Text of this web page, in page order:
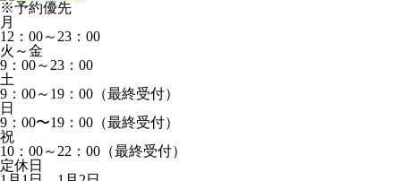
※予約優先
月
12：00～23：00
火～金
9：00～23：00
土
9：00～19：00（最終受付）
日
9：00〜19：00（最終受付）
祝
10：00～22：00（最終受付）
定休日